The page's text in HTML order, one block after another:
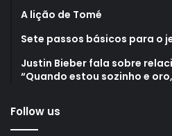
A lição de Tomé
Sete passos básicos para o
Justin Bieber fala sobre
“Quando estou sozinho e
Follow us